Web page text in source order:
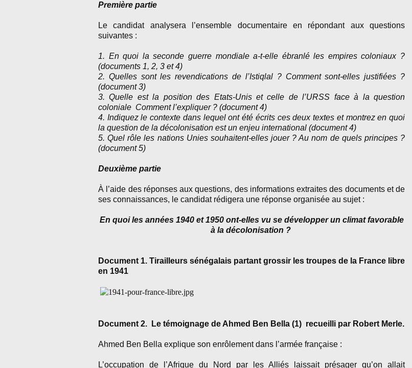
Première partie
Le candidat analysera l’ensemble documentaire en répondant aux questions
suivantes :
1. En quoi la seconde guerre mondiale a-t-elle ébranlé les empires coloniaux ?
(documents 1, 2, 3 et 4)
2. Quelles sont les revendications de l’Istiqlal ? Comment sont-elles justifiées ?
(document 3)
3. Quelle est la position des Etats-Unis et celle de l’URSS face à la question
coloniale Comment l’expliquer ? (document 4)
4. Indiquez le contexte dans lequel ont été écrits ces deux textes et montrez en quoi
la question de la décolonisation est un enjeu international (document 4)
5. Quel rôle les nations Unies souhaitent-elles jouer ? Au nom de quels principes ?
(document 5)
Deuxième partie
À l’aide des réponses aux questions, des informations extraites des documents et de
ses connaissances, le candidat rédigera une réponse organisée au sujet :
En quoi les années 1940 et 1950 ont-elles vu se développer un climat favorable
à la décolonisation ?
Document 1. Tirailleurs sénégalais partant grossir les troupes de la France libre
en 1941
Document 2. Le témoignage de Ahmed Ben Bella (1) recueilli par Robert Merle.
Ahmed Ben Bella explique son enrôlement dans l’armée française :
L’occupation de l’Afrique du Nord par les Alliés laissait présager qu’on allait